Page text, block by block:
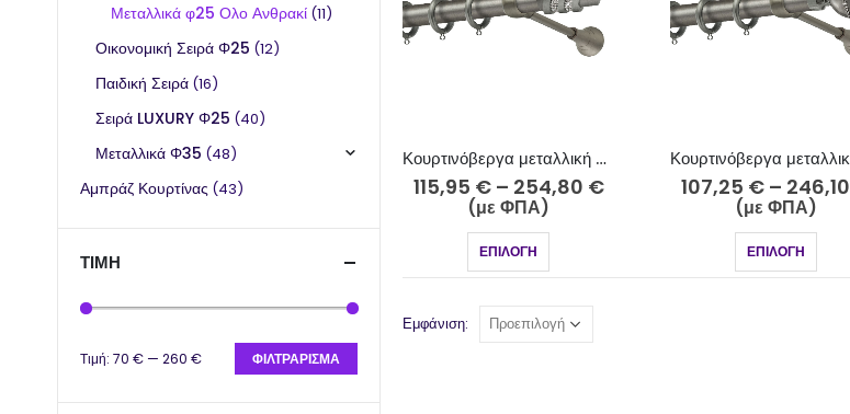
Κουρτινόβεργα μεταλλική Φ25 ανθρακί-strass Πάρος Κ21/3-2525-18
115,95 € – 254,80 €
(με ΦΠΑ)
ΕΠΙΛΟΓΉ
107,25 € – 246,10
(με ΦΠΑ)
ΕΠΙΛΟΓΉ
Εμφάνιση:
Μεταλλικά φ25 Ολο Ανθρακί (11)
Οικονομική Σειρά Φ25 (12)
Παιδική Σειρά (16)
Σειρά LUXURY Φ25 (40)
Μεταλλικά Φ35 (48)
Αμπράζ Κουρτίνας (43)
ΤΙΜΉ
ΦΙΛΤΡΆΡΙΣΜΑ
Τιμή: 70 € — 260 €